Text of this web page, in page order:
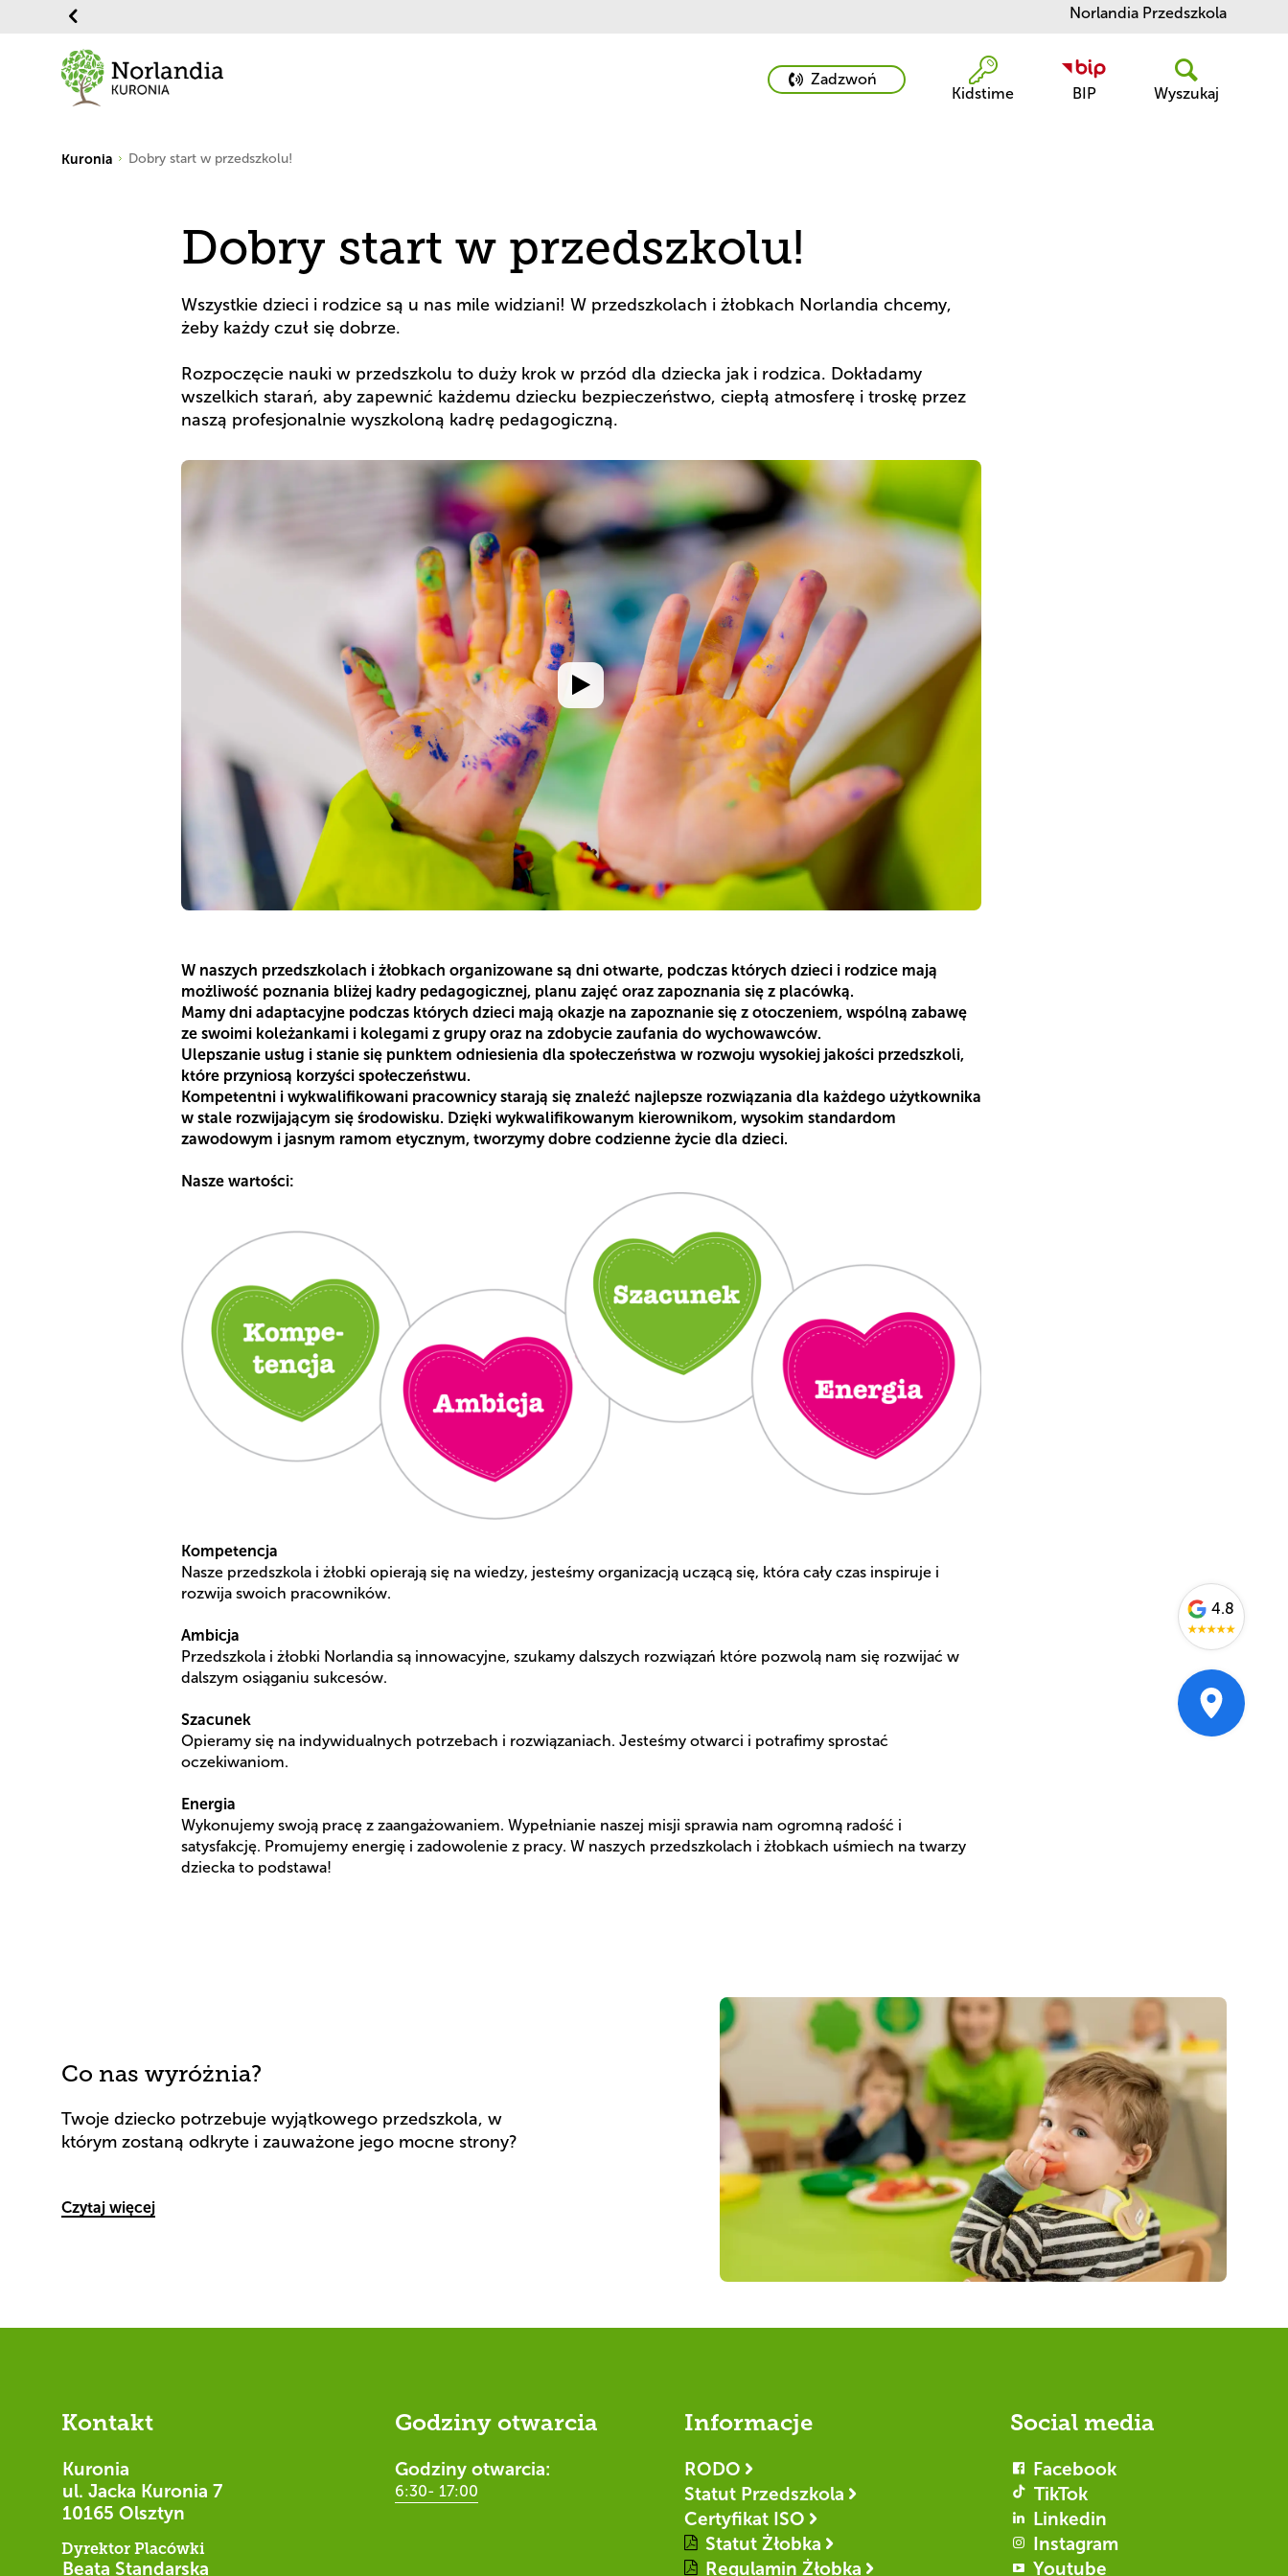
Norlandia Przedszkola
phone
phone
Zadzwoń
Kidstime
BIP Wyszukaj
Kuronia Dobry start w przedszkolu!
Dobry start w przedszkolu!
Wszystkie dzieci i rodzice są u nas mile widziani! W przedszkolach i żłobkach Norlandia chcemy,
żeby każdy czuł się dobrze.
Rozpoczęcie nauki w przedszkolu to duży krok w przód dla dziecka jak i rodzica. Dokładamy
wszelkich starań, aby zapewnić każdemu dziecku bezpieczeństwo, ciepłą atmosferę i troskę przez
W naszych przedszkolach i żłobkach organizowane są dni otwarte, podczas których dzieci i rodzice mają
możliwość poznania bliżej kadry pedagogicznej, planu zajęć oraz zapoznania się z placówką.
Mamy dni adaptacyjne podczas których dzieci mają okazje na zapoznanie się z otoczeniem, wspólną zabawę
ze swoimi koleżankami i kolegami z grupy oraz na zdobycie zaufania do wychowawców.
Ulepszanie usług i stanie się punktem odniesienia dla społeczeństwa w rozwoju wysokiej jakości przedszkoli,
które przyniosą korzyści społeczeństwu.
Kompetentni i wykwalifikowani pracownicy starają się znaleźć najlepsze rozwiązania dla każdego użytkownika
w stale rozwijającym się środowisku. Dzięki wykwalifikowanym kierownikom, wysokim standardom
zawodowym i jasnym ramom etycznym, tworzymy dobre codzienne życie dla dzieci.
Nasze wartości:
Kompetencja
Nasze przedszkola i żłobki opierają się na wiedzy, jesteśmy organizacją uczącą się, która cały czas inspiruje i
rozwija swoich pracowników.
Ambicja
Przedszkola i żłobki Norlandia są innowacyjne, szukamy dalszych rozwiązań które pozwolą nam się rozwijać w
dalszym osiąganiu sukcesów.
Szacunek
Opieramy się na indywidualnych potrzebach i rozwiązaniach. Jesteśmy otwarci i potrafimy sprostać
oczekiwaniom.
Energia
Wykonujemy swoją pracę z zaangażowaniem. Wypełnianie naszej misji sprawia nam ogromną radość i
satysfakcję. Promujemy energię i zadowolenie z pracy. W naszych przedszkolach i żłobkach uśmiech na twarzy
dziecka to podstawa!
Co nas wyróżnia?
Twoje dziecko potrzebuje wyjątkowego przedszkola, w
którym zostaną odkryte i zauważone jego mocne strony?
Czytaj więcej
Kontakt
Kuronia
ul. Jacka Kuronia 7
10165 Olsztyn
Dyrektor Placówki
Beata Standarska
Godziny otwarcia
Godziny otwarcia:
6:30- 17:00
Informacje
RODO
Statut Przedszkola
Certyfikat ISO
Statut Żłobka
Regulamin Żłobka
Social media
Facebook
TikTok
Linkedin
Instagram
Youtube
4.8
★★★★★